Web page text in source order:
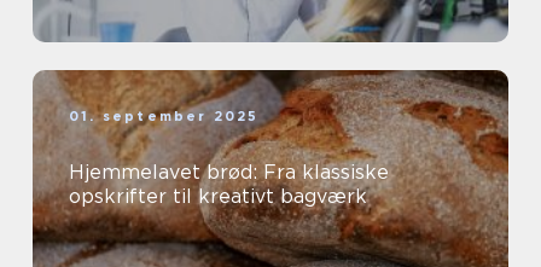
01. september 2025
Hjemmelavet brød: Fra klassiske
opskrifter til kreativt bagværk